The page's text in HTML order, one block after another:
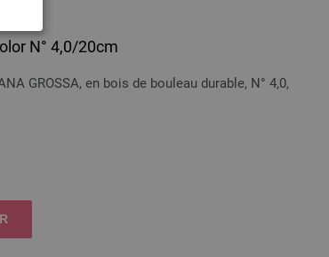
N° 4,0/20cm
GROSSA, en bois de bouleau durable, N° 4,0,